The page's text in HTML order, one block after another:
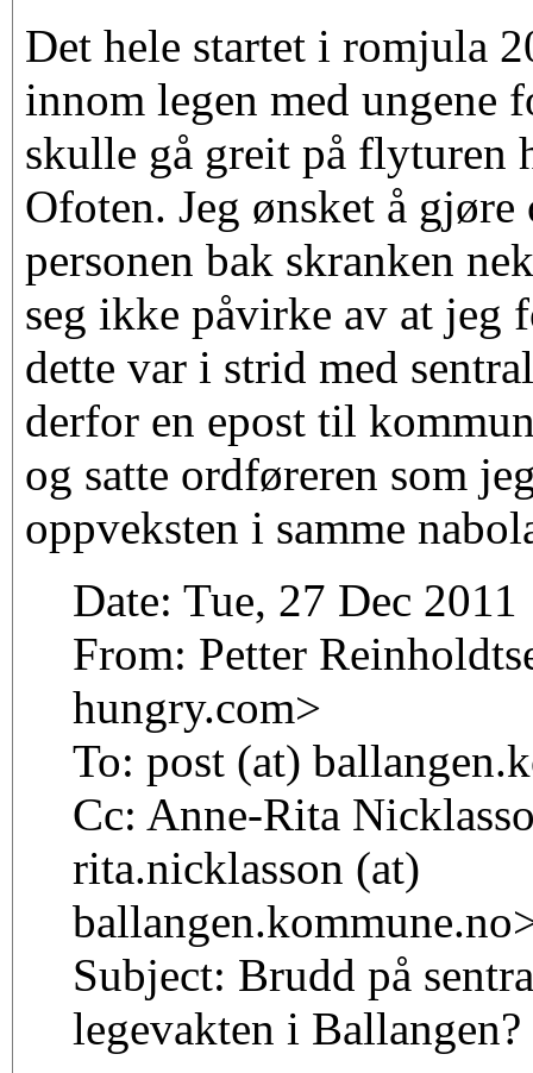
Det hele startet i romjula
innom legen med ungene
skulle gå greit på flyturen
Ofoten. Jeg ønsket å
personen bak skranken
seg ikke påvirke av at jeg
dette var i strid med
derfor en epost til
og satte ordføreren som
oppveksten i samme
Date: Tue, 27 Dec
From: Petter
hungry.com>
To: post (at)
Cc: Anne-Rita
rita.nicklasson (at)
Subject: Brudd på
legevakten i Ballangen?